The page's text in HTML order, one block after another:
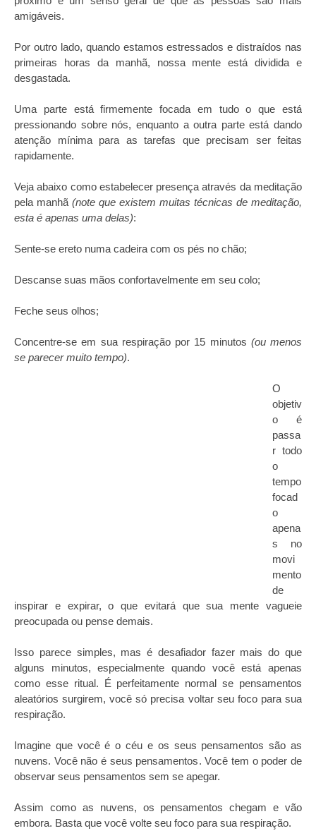
amigáveis.
Por outro lado, quando estamos estressados e distraídos nas
primeiras horas da manhã, nossa mente está dividida e
desgastada.
Uma parte está firmemente focada em tudo o que está
pressionando sobre nós, enquanto a outra parte está dando
atenção mínima para as tarefas que precisam ser feitas
rapidamente.
Veja abaixo como estabelecer presença através da meditação
pela manhã (note que existem muitas técnicas de meditação,
esta é apenas uma delas):
Sente-se ereto numa cadeira com os pés no chão;
Descanse suas mãos confortavelmente em seu colo;
Feche seus olhos;
Concentre-se em sua respiração por 15 minutos (ou menos
se parecer muito tempo).
O
objetiv
o é
passa
r todo
o
tempo
focad
o
apena
s no
movi
mento
de
inspirar e expirar, o que evitará que sua mente vagueie
preocupada ou pense demais.
Isso parece simples, mas é desafiador fazer mais do que
alguns minutos, especialmente quando você está apenas
como esse ritual. É perfeitamente normal se pensamentos
aleatórios surgirem, você só precisa voltar seu foco para sua
respiração.
Imagine que você é o céu e os seus pensamentos são as
nuvens. Você não é seus pensamentos. Você tem o poder de
observar seus pensamentos sem se apegar.
Assim como as nuvens, os pensamentos chegam e vão
embora. Basta que você volte seu foco para sua respiração.